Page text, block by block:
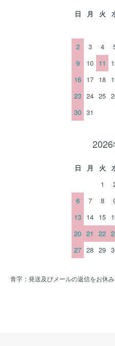
日 月 火
2
3 4
9
10 11
16 17 18
23 24 25
30 31
2026
日 月 火
1
6
7 8
13 14 15
20 21 22
27 28 29
青字：発送及びメールの返信をお休み